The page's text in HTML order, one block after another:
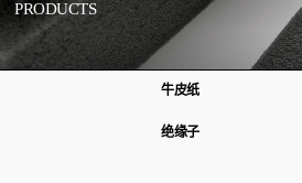
PRODUCTS
牛皮纸
绝缘子